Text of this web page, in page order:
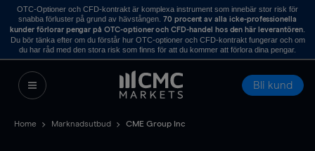
OTC-Optioner och CFD-kontrakt är komplexa instrument som innebär stor risk för
snabba förluster på grund av hävstången. 70 procent av alla icke-professionella
kunder förlorar pengar på OTC-optioner och CFD-handel hos den här leverantören.
Du bör tänka efter om du förstår hur OTC-optioner och CFD-kontrakt fungerar och om
du har råd med den stora risk som finns för att du kommer att förlora dina pengar.
Bli kund
Home Marknadsutbud CME Group Inc